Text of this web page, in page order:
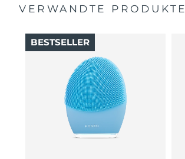
VERWANDTE PRODUKTE
BESTSELLER